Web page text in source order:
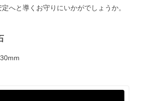
へと導くお守りにいかがでしょうか。